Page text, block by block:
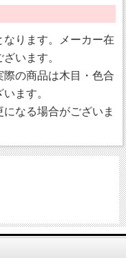
ります。メーカー在
います。
の商品は木目・色合
ます。
なる場合がございま